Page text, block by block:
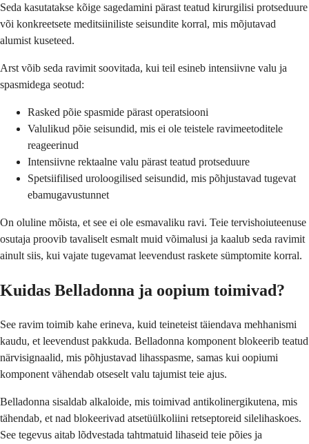
Seda kasutatakse kõige sagedamini pärast teatud kirurgilisi protseduure
või konkreetsete meditsiiniliste seisundite korral, mis mõjutavad
alumist kuseteed.
Arst võib seda ravimit soovitada, kui teil esineb intensiivne valu ja
spasmidega seotud:
Rasked põie spasmide pärast operatsiooni
Valulikud põie seisundid, mis ei ole teistele ravimeetoditele
reageerinud
Intensiivne rektaalne valu pärast teatud protseduure
Spetsiifilised uroloogilised seisundid, mis põhjustavad tugevat
ebamugavustunnet
On oluline mõista, et see ei ole esmavaliku ravi. Teie tervishoiuteenuse
osutaja proovib tavaliselt esmalt muid võimalusi ja kaalub seda ravimit
ainult siis, kui vajate tugevamat leevendust raskete sümptomite korral.
Kuidas Belladonna ja oopium toimivad?
See ravim toimib kahe erineva, kuid teineteist täiendava mehhanismi
kaudu, et leevendust pakkuda. Belladonna komponent blokeerib teatud
närvisignaalid, mis põhjustavad lihasspasme, samas kui oopiumi
komponent vähendab otseselt valu tajumist teie ajus.
Belladonna sisaldab alkaloide, mis toimivad antikolinergikutena, mis
tähendab, et nad blokeerivad atsetüülkoliini retseptoreid silelihaskoes.
See tegevus aitab lõdvestada tahtmatuid lihaseid teie põies ja